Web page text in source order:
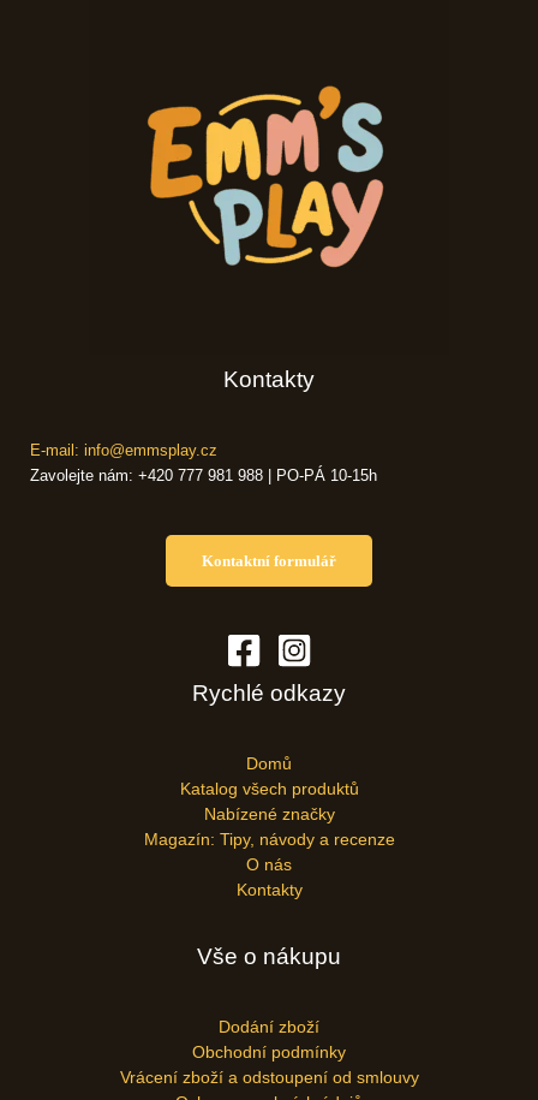
Kontakty
E-mail: info@emmsplay.cz
Zavolejte nám: +420 777 981 988 | PO-PÁ 10-15h
Kontaktní formulář
Rychlé odkazy
Domů
Katalog všech produktů
Nabízené značky
Magazín: Tipy, návody a recenze
O nás
Kontakty
Vše o nákupu
Dodání zboží
Obchodní podmínky
Vrácení zboží a odstoupení od smlouvy